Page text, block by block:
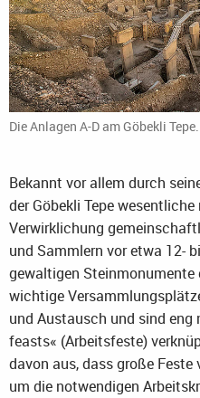
Die Anlagen A-D am Göbekli
Bekannt vor allem durch
der Göbekli Tepe
Verwirklichung
und Sammlern vor etwa 12-
gewaltigen
wichtige
und Austausch und sind
feasts« (Arbeitsfeste)
davon aus, dass große
um die notwendigen